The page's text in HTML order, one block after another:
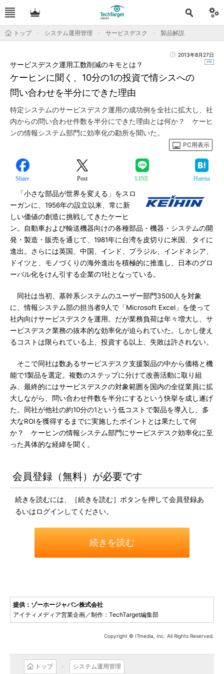
トップ システム運用管理 サービスデスク 製品解説
2013年8月27日
ケーヒンに聞く、10分の1の投資で情シスへの
問い合わせを半分にできた理由
サービスデスク運用工数削減のキモとは？
特定システムのサービスデスク運用の成功例を全社に拡大し、社
内からの問い合わせ件数を半分にできた理由とは何か？ ケーヒ
ンの情報システム部門に効率化の勘所を聞いた。
PC用表示
Share Post LINE Hatena
「小さな部品が世界を変える」をスロ
ーガンに、1956年の設立以来、常に新
しい価値の創造に挑戦してきたケーヒ
ン。自動車および輸送機器向けの各種部品・機器・システムの開
発・製造・販売を通じて、1981年に台湾を皮切りに米国、タイに
進出。さらには英国、中国、インド、ブラジル、インドネシア、
ドイツと、モノづくりの海外進出を積極的に推進し、日本のグロ
ーバル化をけん引する企業の1社となっている。
同社は当初、基幹系システムのユーザー部門3500人を対象
に、情報システム部の担当者9人で「Microsoft Excel」を使って
社内向けサービスデスクを運用。だが業務負荷は年々増大し、サ
ービスデスク業務の抜本的な効率化が迫られていた。しかし使え
るコストは限られている上、投資する以上、失敗は許されない。
そこで同社は数あるサービスデスク支援製品の中から価格と機
能で1製品を選定。複数のステップに分けて改善活動に取り組
み、最終的にはサービスデスクの対象範囲を国内の全従業員に拡
大しながら、問い合わせ件数を半分にするという快挙を成し遂げ
た。同社が他社の約10分の1という低コストで製品を導入し、多
大なROIを獲得するまでに実施したポイントとは果たして何
か？ ケーヒンの情報システム部門にサービスデスク効率化に至
った具体的な経緯を聞く。
会員登録（無料）が必要です
続きを読むには、［続きを読む］ボタンを押して会員登録あ
るいはログインしてください。
続きを読む
提供：ゾーホージャパン株式会社
アイティメディア営業企画／制作：TechTarget編集部
Copyright © ITmedia, Inc. All Rights Reserved.
トップ システム運用管理